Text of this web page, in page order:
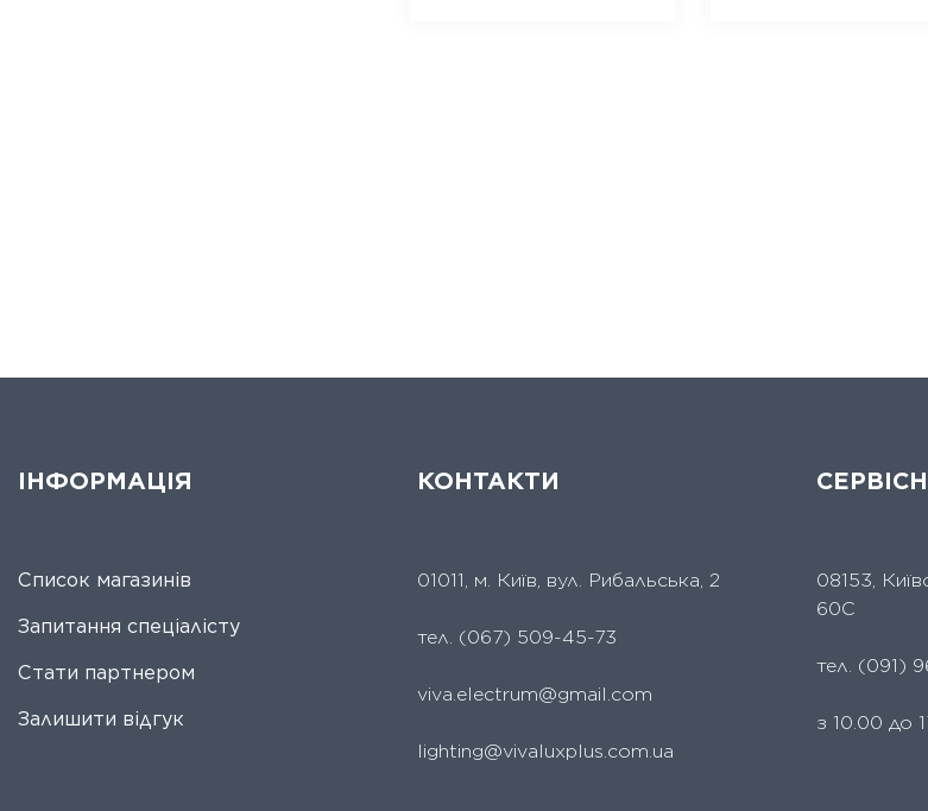
ІНФОРМАЦІЯ
Список магазинів
Запитання спеціалісту
Стати партнером
Залишити відгук
КОНТАКТИ
01011, м. Київ, вул. Рибальська, 2
тел. (067) 509-45-73
viva.electrum@gmail.com
lighting@vivaluxplus.com.ua
08153,
60С
тел. (091)
з 10.00 до